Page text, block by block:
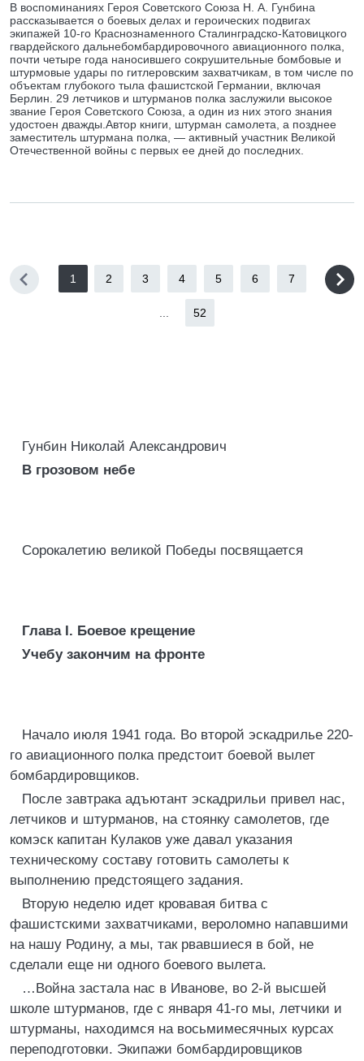
В воспоминаниях Героя Советского Союза Н. А. Гунбина
рассказывается о боевых делах и героических подвигах
экипажей 10-го Краснознаменного Сталинградско-Катовицкого
гвардейского дальнебомбардировочного авиационного полка,
почти четыре года наносившего сокрушительные бомбовые и
штурмовые удары по гитлеровским захватчикам, в том числе по
объектам глубокого тыла фашистской Германии, включая
Берлин. 29 летчиков и штурманов полка заслужили высокое
звание Героя Советского Союза, а один из них этого знания
удостоен дважды.Автор книги, штурман самолета, а позднее
заместитель штурмана полка, — активный участник Великой
Отечественной войны с первых ее дней до последних.
1 2 3 4 5 6 7
52
Гунбин Николай Александрович
В грозовом небе
Сорокалетию великой Победы посвящается
Глава I. Боевое крещение
Учебу закончим на фронте
Начало июля 1941 года. Во второй эскадрилье 220-
го авиационного полка предстоит боевой вылет
бомбардировщиков.
После завтрака адъютант эскадрильи привел нас,
летчиков и штурманов, на стоянку самолетов, где
комэск капитан Кулаков уже давал указания
техническому составу готовить самолеты к
выполнению предстоящего задания.
Вторую неделю идет кровавая битва с
фашистскими захватчиками, вероломно напавшими
на нашу Родину, а мы, так рвавшиеся в бой, не
сделали еще ни одного боевого вылета.
…Война застала нас в Иванове, во 2-й высшей
школе штурманов, где с января 41-го мы, летчики и
штурманы, находимся на восьмимесячных курсах
переподготовки. Экипажи бомбардировщиков